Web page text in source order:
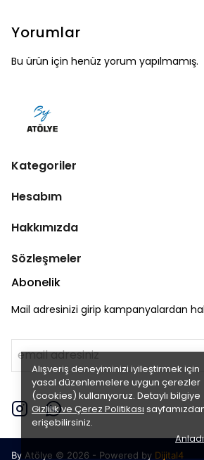
Alışveriş deneyiminizi iyileştirmek için
yasal düzenlemelere uygun çerezler
(cookies) kullanıyoruz. Detaylı bilgiye
Gizlilik ve Çerez Politikası
erişebilirsiniz.
Yorumlar
Bu ürün için henüz yorum yapılmamış.
Kategoriler
Hesabım
Hakkımızda
Sözleşmeler
Abonelik
Mail adresinizi girip kampanyalardan
By Atölye © 2026 - Powered by Dijital4